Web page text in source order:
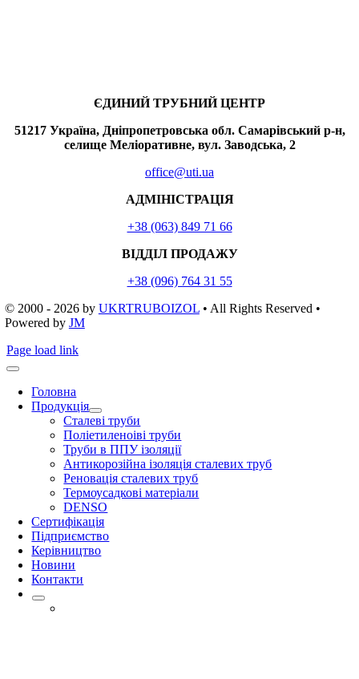
ЄДИНИЙ ТРУБНИЙ ЦЕНТР
51217 Україна, Дніпропетровська обл. Самарівський р-н,
селище Меліоративне, вул. Заводська, 2
office@uti.ua
АДМІНІСТРАЦІЯ
+38 (063) 849 71 66
ВІДДІЛ ПРОДАЖУ
+38 (096) 764 31 55
© 2000 - 2026 by UKRTRUBOIZOL• All Rights Reserved •
Powered by JM
Page load link
Головна
Продукція
Сталеві труби
Поліетиленоіві труби
Труби в ППУ ізоляції
Антикорозійна ізоляція сталевих труб
Реновація сталевих труб
Термоусадкові матеріали
DENSO
Сертифікація
Підприємство
Керівництво
Новини
Контакти